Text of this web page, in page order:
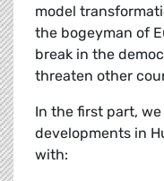
model
the bogeyman of
break in the
threaten other
In the first part,
developments in
with: